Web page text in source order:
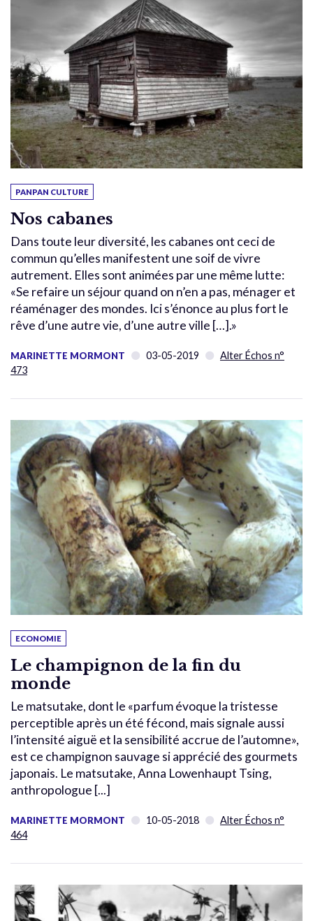
PANPAN CULTURE
Nos cabanes
Dans toute leur diversité, les cabanes ont ceci de
commun qu’elles manifestent une soif de vivre
autrement. Elles sont animées par une même lutte:
«Se refaire un séjour quand on n’en a pas, ménager et
réaménager des mondes. Ici s’énonce au plus fort le
rêve d’une autre vie, d’une autre ville […].»
MARINETTE MORMONT 03-05-2019
Alter Échos n°
473
ECONOMIE
Le champignon de la fin du
monde
Le matsutake, dont le «parfum évoque la tristesse
perceptible après un été fécond, mais signale aussi
l’intensité aiguë et la sensibilité accrue de l’automne»,
est ce champignon sauvage si apprécié des gourmets
japonais. Le matsutake, Anna Lowenhaupt Tsing,
anthropologue [...]
MARINETTE MORMONT 10-05-2018
Alter Échos n°
464